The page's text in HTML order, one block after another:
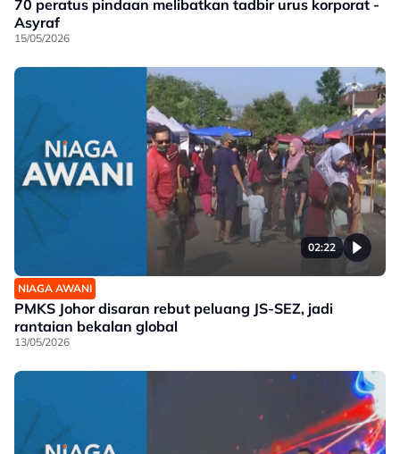
70 peratus pindaan melibatkan tadbir urus korporat -
Asyraf
15/05/2026
02:22
NIAGA AWANI
PMKS Johor disaran rebut peluang JS-SEZ, jadi
rantaian bekalan global
13/05/2026